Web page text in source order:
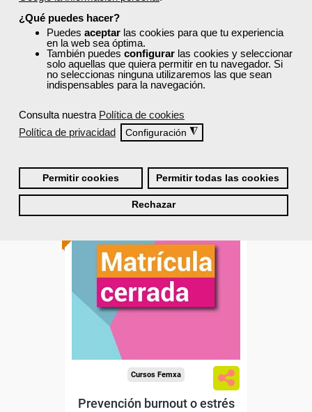
¿Qué puedes hacer?
Puedes aceptar las cookies para que tu experiencia
en la web sea óptima.
También puedes configurar las cookies y seleccionar
solo aquellas que quiera permitir en tu navegador. Si
no seleccionas ninguna utilizaremos las que sean
indispensables para la navegación.
Consulta nuestra Política de cookies
Política de privacidad
Configuración ◮
Permitir cookies Permitir todas las cookies
Rechazar
Curso Gratuito
15 horas
Online (Baleares )
Matrícula cerrada
ONLINE
Cursos Femxa
Prevención burnout o estrés